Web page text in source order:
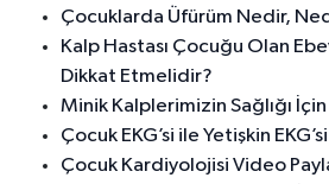
Çocuklarda Üfürüm Nedir,
Kalp Hastası Çocuğu Olan
Dikkat Etmelidir?
Minik Kalplerimizin Sağlığı İçin
Çocuk EKG’si ile Yetişkin EKG’si
Çocuk Kardiyolojisi Video